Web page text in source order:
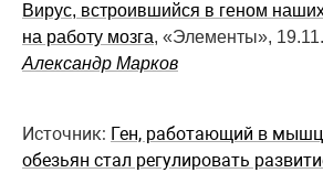
Вирус, встроившийся в геном
на работу мозга, «Элементы»,
Александр Марков
Источник: Ген, работающий в
обезьян стал регулировать